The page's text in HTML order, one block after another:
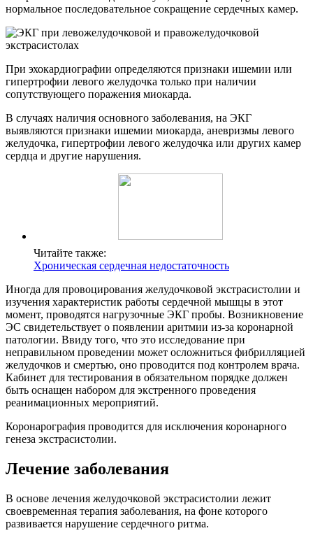
нормальное последовательное сокращение сердечных камер.
При эхокардиографии определяются признаки ишемии или
гипертрофии левого желудочка только при наличии
сопутствующего поражения миокарда.
В случаях наличия основного заболевания, на ЭКГ
выявляются признаки ишемии миокарда, аневризмы левого
желудочка, гипертрофии левого желудочка или других камер
сердца и другие нарушения.
Читайте также:
Хроническая сердечная недостаточность
Иногда для провоцирования желудочковой экстрасистолии и
изучения характеристик работы сердечной мышцы в этот
момент, проводятся нагрузочные ЭКГ пробы. Возникновение
ЭС свидетельствует о появлении аритмии из-за коронарной
патологии. Ввиду того, что это исследование при
неправильном проведении может осложниться фибрилляцией
желудочков и смертью, оно проводится под контролем врача.
Кабинет для тестирования в обязательном порядке должен
быть оснащен набором для экстренного проведения
реанимационных мероприятий.
Коронарография проводится для исключения коронарного
генеза экстрасистолии.
Лечение заболевания
В основе лечения желудочковой экстрасистолии лежит
своевременная терапия заболевания, на фоне которого
развивается нарушение сердечного ритма.